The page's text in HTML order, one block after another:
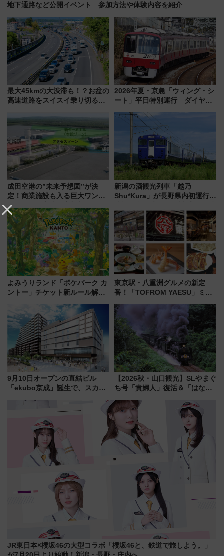
地下通路など公開イベント 参加方法や体験内容を紹介
最大45kmの大渋滞も！？お盆の
高速道路をスイスイ乗り切る快
2026年夏・京急「ウィング・シ
ート」平日特別運行 ダイヤ・
三浦海岸を堪能できるお出かけ
プランもご紹介
成田空港の”未来予想図”が決
定！商業施設も入る巨大ワンタ
ーミナル、京成の高架新駅整備
で新型特急が品川･羽田とを結
ぶ！ JR空港駅は2面3線化！
新潟の酒観光列車「越乃
Shu*Kura」が長野県内初運行！
別企画
よみうりランド「ポケパーク カ
ントー」チケット新ルール解
本人確認が11月スタート
東京駅・八重洲グルメの新定
番！「TOFROM YAESU」ミシ
舗が集結した食の空間を徹底解
剖！（9/10開業）
9月10日オープンの直結ビル
「ekubo京成」誕生で、スカイ
【2026秋・山口観光】SLやまぐ
ち号「貴婦人」復活＆「はなあ
注目観光列車まとめ きっぷの取
り方は？
JR東日本×櫻坂46の大型コラボ「櫻坂46と、鉄道で旅しよう。」